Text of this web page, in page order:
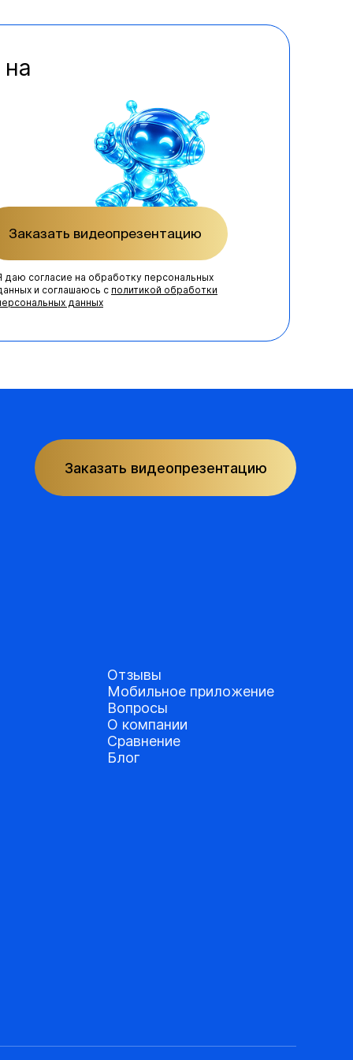
Заказать видеопрезентацию
даю согласие на обработку персональных
и соглашаюсь с политикой обработки
данных
Заказать видеопрезентацию
Отзывы
Мобильное приложение
Вопросы
О компании
Сравнение
Блог